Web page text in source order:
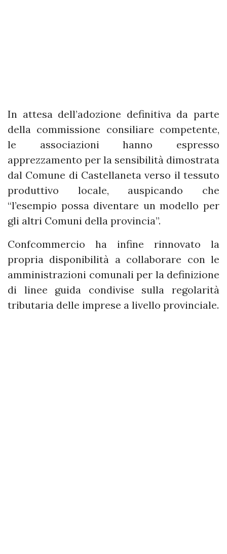
In attesa dell’adozione definitiva da parte
della commissione consiliare competente,
le associazioni hanno espresso
apprezzamento per la sensibilità dimostrata
dal Comune di Castellaneta verso il tessuto
produttivo locale, auspicando che
“l’esempio possa diventare un modello per
gli altri Comuni della provincia”.
Confcommercio ha infine rinnovato la
propria disponibilità a collaborare con le
amministrazioni comunali per la definizione
di linee guida condivise sulla regolarità
tributaria delle imprese a livello provinciale.